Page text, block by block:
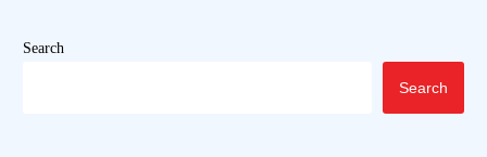
Search
Search